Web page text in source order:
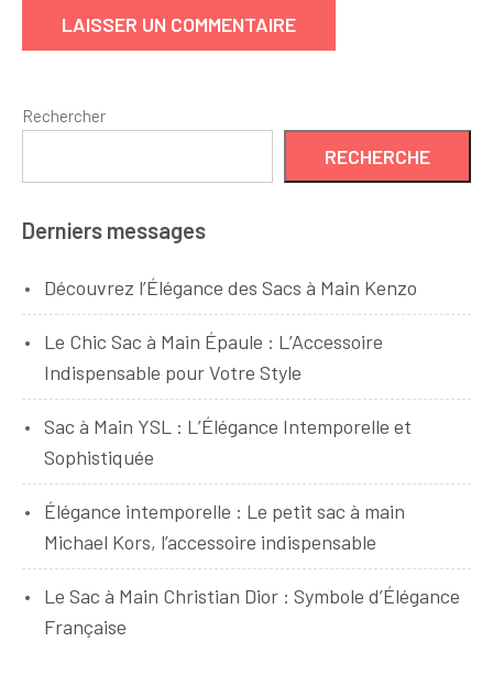
Rechercher
RECHERCHE
Derniers messages
Découvrez l’Élégance des Sacs à Main Kenzo
Le Chic Sac à Main Épaule : L’Accessoire
Indispensable pour Votre Style
Sac à Main YSL : L’Élégance Intemporelle et
Sophistiquée
Élégance intemporelle : Le petit sac à main
Michael Kors, l’accessoire indispensable
Le Sac à Main Christian Dior : Symbole d’Élégance
Française